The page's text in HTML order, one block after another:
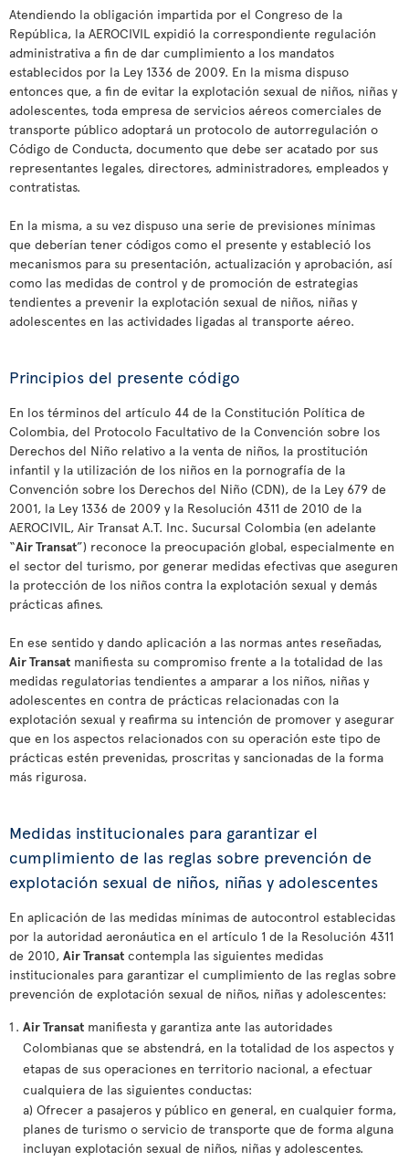
Atendiendo la obligación impartida por el Congreso de la
República, la AEROCIVIL expidió la correspondiente regulación
administrativa a fin de dar cumplimiento a los mandatos
establecidos por la Ley 1336 de 2009. En la misma dispuso
entonces que, a fin de evitar la explotación sexual de niños, niñas y
adolescentes, toda empresa de servicios aéreos comerciales de
transporte público adoptará un protocolo de autorregulación o
Código de Conducta, documento que debe ser acatado por sus
representantes legales, directores, administradores, empleados y
contratistas.
En la misma, a su vez dispuso una serie de previsiones mínimas
que deberían tener códigos como el presente y estableció los
mecanismos para su presentación, actualización y aprobación, así
como las medidas de control y de promoción de estrategias
tendientes a prevenir la explotación sexual de niños, niñas y
adolescentes en las actividades ligadas al transporte aéreo.
Principios del presente código
En los términos del artículo 44 de la Constitución Política de
Colombia, del Protocolo Facultativo de la Convención sobre los
Derechos del Niño relativo a la venta de niños, la prostitución
infantil y la utilización de los niños en la pornografía de la
Convención sobre los Derechos del Niño (CDN), de la Ley 679 de
2001, la Ley 1336 de 2009 y la Resolución 4311 de 2010 de la
AEROCIVIL, Air Transat A.T. Inc. Sucursal Colombia (en adelante
“Air Transat”) reconoce la preocupación global, especialmente en
el sector del turismo, por generar medidas efectivas que aseguren
la protección de los niños contra la explotación sexual y demás
prácticas afines.
En ese sentido y dando aplicación a las normas antes reseñadas,
Air Transat manifiesta su compromiso frente a la totalidad de las
medidas regulatorias tendientes a amparar a los niños, niñas y
adolescentes en contra de prácticas relacionadas con la
explotación sexual y reafirma su intención de promover y asegurar
que en los aspectos relacionados con su operación este tipo de
prácticas estén prevenidas, proscritas y sancionadas de la forma
más rigurosa.
Medidas institucionales para garantizar el
cumplimiento de las reglas sobre prevención de
explotación sexual de niños, niñas y adolescentes
En aplicación de las medidas mínimas de autocontrol establecidas
por la autoridad aeronáutica en el artículo 1 de la Resolución 4311
de 2010, Air Transat contempla las siguientes medidas
institucionales para garantizar el cumplimiento de las reglas sobre
prevención de explotación sexual de niños, niñas y adolescentes:
Air Transat manifiesta y garantiza ante las autoridades
Colombianas que se abstendrá, en la totalidad de los aspectos y
etapas de sus operaciones en territorio nacional, a efectuar
cualquiera de las siguientes conductas:
a) Ofrecer a pasajeros y público en general, en cualquier forma,
planes de turismo o servicio de transporte que de forma alguna
incluyan explotación sexual de niños, niñas y adolescentes.